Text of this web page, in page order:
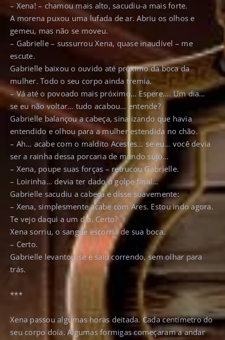
– Xena! – chamou mais alto, sacudiu-a mais forte.
A morena puxou uma lufada de ar. Abriu os olhos e
gemeu, mas não se moveu.
– Gabrielle – sussurrou Xena, quase inaudível – me
escute.
Gabrielle baixou o ouvido até próximo da boca da
mulher. Todo o seu corpo ainda tremia.
– Vá até o povoado mais próximo… Espere…. Um dia…
se eu não voltar… tudo acabou… entende?
Gabrielle balançou a cabeça, sinalizando que havia
entendido e olhou para a mulher estendida no chão.
– Ah… acabe com o maldito Acestes… se eu… você devia
ser a rainha dessa porcaria de mundo sujo…
– Xena, poupe suas forças – retrucou Gabrielle.
– Loirinha… devia ter dado o golpe final…
Gabrielle sacudiu a cabeça e disse suavemente:
– Xena, simplesmente acabe com Ares. Estou indo agora.
Te vejo daqui a um dia. Certo?
Xena sorriu, o sangue escorria de sua boca.
– Certo.
Gabrielle levantou-se e saiu correndo, sem olhar para
trás.
***
Xena passou algumas horas deitada. Cada centímetro do
seu corpo doía. Algumas formigas começaram a andar